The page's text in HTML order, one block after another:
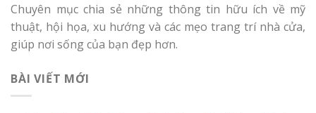
Chuyên mục chia sẻ những thông tin hữu ích về mỹ
thuật, hội họa, xu hướng và các mẹo trang trí nhà cửa,
giúp nơi sống của bạn đẹp hơn.
BÀI VIẾT MỚI